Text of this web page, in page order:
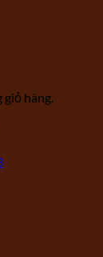
giỏ hàng.